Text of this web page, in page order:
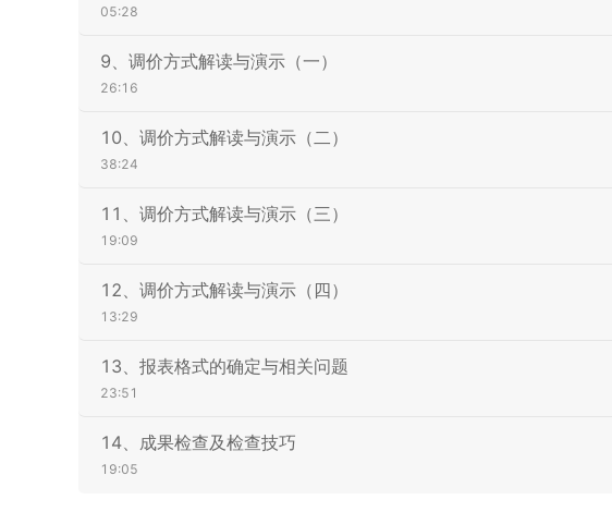
05:28
9、调价方式解读与演示（一）
26:16
10、调价方式解读与演示（二）
38:24
11、调价方式解读与演示（三）
19:09
12、调价方式解读与演示（四）
13:29
13、报表格式的确定与相关问题
23:51
14、成果检查及检查技巧
19:05